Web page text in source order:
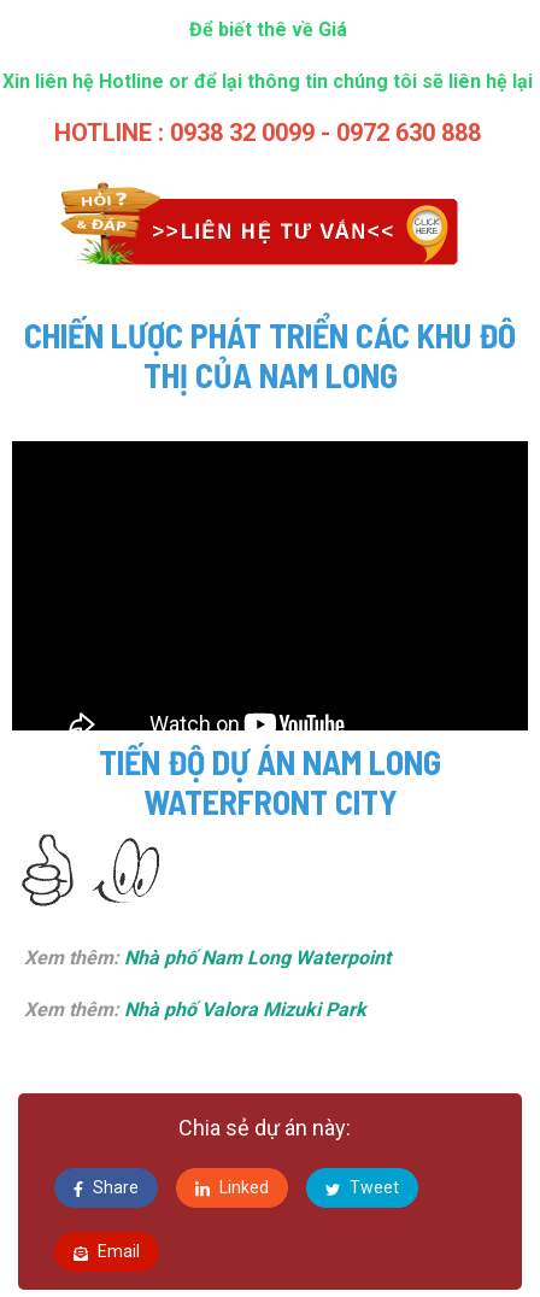
Để biết thê về Giá
Xin liên hệ Hotline or để lại thông tin chúng tôi sẽ liên hệ lại
HOTLINE : 0938 32 0099 - 0972 630 888
CHIẾN LƯỢC PHÁT TRIỂN CÁC KHU ĐÔ
THỊ CỦA NAM LONG
TIẾN ĐỘ DỰ ÁN NAM LONG
WATERFRONT CITY
Xem thêm: Nhà phố Nam Long Waterpoint
Xem thêm: Nhà phố Valora Mizuki Park
Chia sẻ dự án này:
Share Linked Tweet
Email